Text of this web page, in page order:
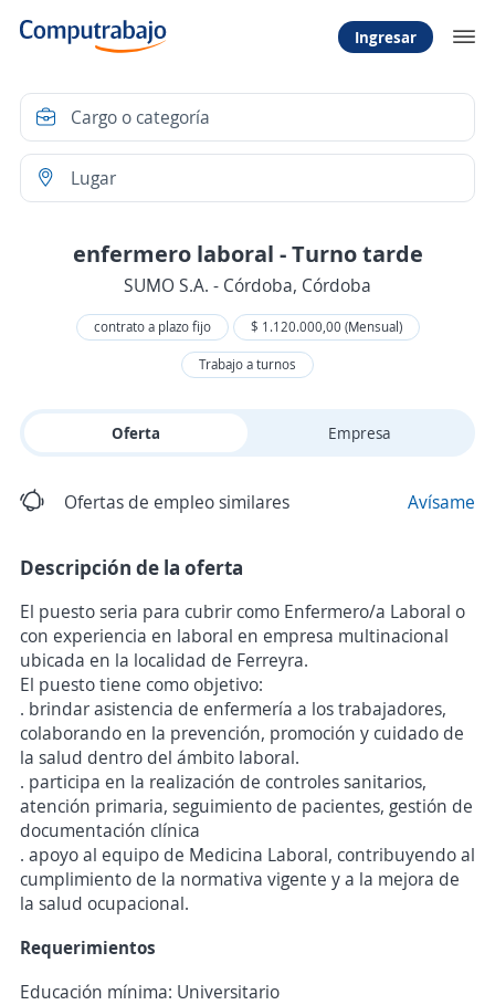
Ingresar
enfermero laboral - Turno tarde
SUMO S.A. - Córdoba, Córdoba
contrato a plazo fijo
$ 1.120.000,00 (Mensual)
Trabajo a turnos
Oferta Empresa
Ofertas de empleo similares Avísame
Descripción de la oferta
El puesto seria para cubrir como Enfermero/a Laboral o
con experiencia en laboral en empresa multinacional
ubicada en la localidad de Ferreyra.
El puesto tiene como objetivo:
. brindar asistencia de enfermería a los trabajadores,
colaborando en la prevención, promoción y cuidado de
la salud dentro del ámbito laboral.
. participa en la realización de controles sanitarios,
atención primaria, seguimiento de pacientes, gestión de
documentación clínica
. apoyo al equipo de Medicina Laboral, contribuyendo al
cumplimiento de la normativa vigente y a la mejora de
la salud ocupacional.
Requerimientos
Educación mínima: Universitario